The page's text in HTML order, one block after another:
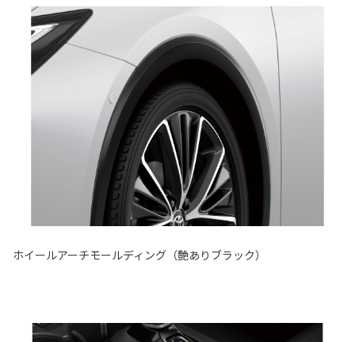
ホイールアーチモールディング（艶ありブラック）